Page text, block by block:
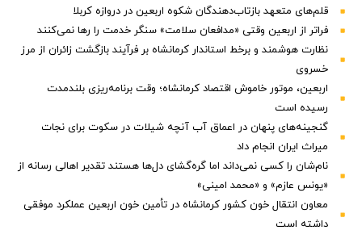
قلم‌های متعهد بازتاب‌دهندگان شکوه اربعین در دروازه کربلا
فراتر از اربعین وقتی «مدافعان سلامت» سنگر خدمت را رها نمی‌کنند
نظارت هوشمند و برخط استاندار کرمانشاه بر فرآیند بازگشت زائران از مرز
خسروی
اربعین، موتور خاموش اقتصاد کرمانشاه؛ وقت برنامه‌ریزی بلندمدت
رسیده است
گنجینه‌های پنهان در اعماق آب آنچه شیلات در سکوت برای نجات
میراث ایران انجام داد
نام‌شان را کسی نمی‌داند اما گره‌گشای دل‌ها هستند تقدیر اهالی رسانه از
«یونس عازم» و «محمد امینی»
معاون انتقال خون کشور کرمانشاه در تأمین خون اربعین عملکرد موفقی
داشته است